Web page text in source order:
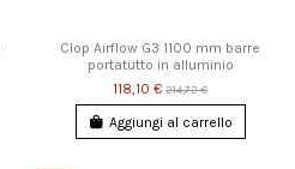
Clop Airflow G3 1100 mm barre
portatutto in alluminio
118,10 €214,72 €
Aggiungi al carrello